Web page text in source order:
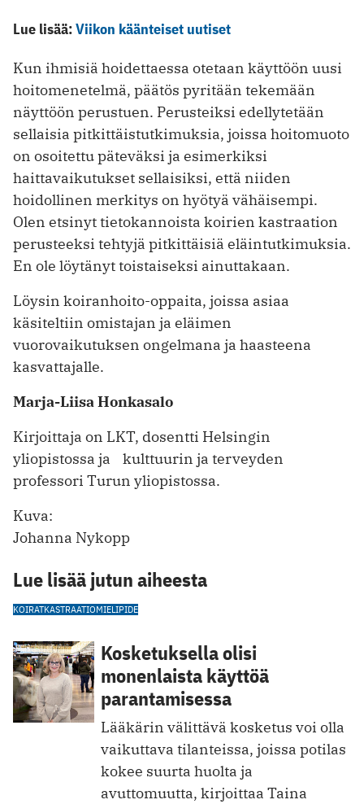
Lue lisää:Viikon käänteiset uutiset
Kun ihmisiä hoidettaessa otetaan käyttöön uusi
hoitomenetelmä, päätös pyritään tekemään
näyttöön perustuen. Perusteiksi edellytetään
sellaisia pitkittäistutkimuksia, joissa hoitomuoto
on osoitettu päteväksi ja esimerkiksi
haittavaikutukset sellaisiksi, että niiden
hoidollinen merkitys on hyötyä vähäisempi.
Olen etsinyt tietokannoista koirien kastraation
perusteeksi tehtyjä pitkittäisiä eläintutkimuksia.
En ole löytänyt toistaiseksi ainuttakaan.
Löysin koiranhoito-oppaita, joissa asiaa
käsiteltiin omistajan ja eläimen
vuorovaikutuksen ongelmana ja haasteena
kasvattajalle.
Marja-Liisa Honkasalo
Kirjoittaja on LKT, dosentti Helsingin
yliopistossa ja kulttuurin ja terveyden
professori Turun yliopistossa.
Kuva:
Johanna Nykopp
Lue lisää jutun aiheesta
KOIRATKASTRAATIOMIELIPIDE
Kosketuksella olisi
monenlaista käyttöä
parantamisessa
Lääkärin välittävä kosketus voi olla
vaikuttava tilanteissa, joissa potilas
kokee suurta huolta ja
avuttomuutta, kirjoittaa Taina